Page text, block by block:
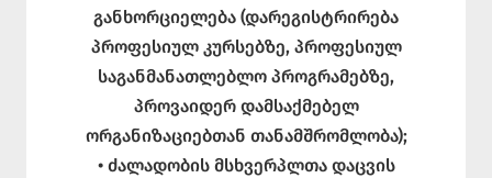
განხორციელება (დარეგისტრირება
პროფესიულ კურსებზე, პროფესიულ
საგანმანათლებლო პროგრამებზე,
პროვაიდერ დამსაქმებელ
ორგანიზაციებთან თანამშრომლობა);
• ძალადობის მსხვერპლთა დაცვის